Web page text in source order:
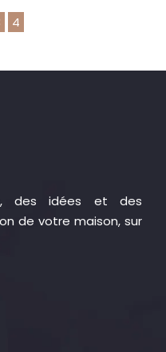
4
des idées et des
de votre maison, sur